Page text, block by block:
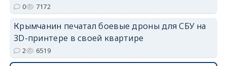
0 7172
Крымчанин печатал боевые дроны для СБУ на
3D-принтере в своей квартире
2 6519